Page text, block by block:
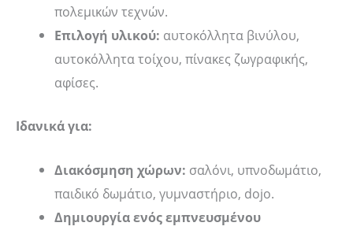
πολεμικών τεχνών.
Επιλογή υλικού: αυτοκόλλητα βινύλου,
αυτοκόλλητα τοίχου, πίνακες ζωγραφικής,
αφίσες.
Ιδανικά για:
Διακόσμηση χώρων: σαλόνι, υπνοδωμάτιο,
παιδικό δωμάτιο, γυμναστήριο, dojo.
Δημιουργία ενός εμπνευσμένου